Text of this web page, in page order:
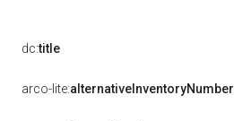
dc:title
arco-lite:alternativeInventoryNumber